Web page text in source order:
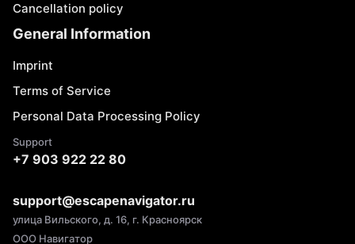
Cancellation policy
General Information
Imprint
Terms of Service
Personal Data Processing Policy
Support
+7 903 922 22 80
support@escapenavigator.ru
улица Вильского, д. 16, г. Красноярск
ООО Навигатор